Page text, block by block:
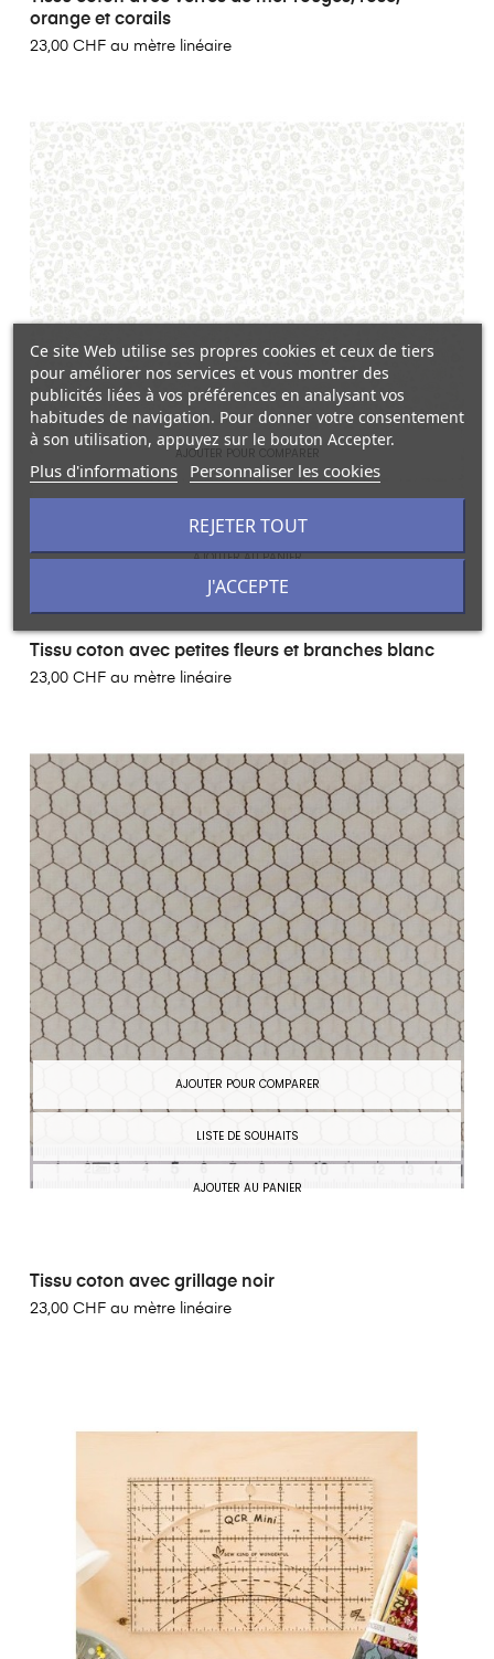
orange et corails
23,00 CHF au mètre linéaire
AJOUTER POUR COMPARER
AJOUTER AU PANIER
Tissu coton avec petites fleurs et branches blanc
23,00 CHF au mètre linéaire
AJOUTER POUR COMPARER
LISTE DE SOUHAITS
AJOUTER AU PANIER
Tissu coton avec grillage noir
23,00 CHF au mètre linéaire
Ce site Web utilise ses propres cookies et ceux de tiers
pour améliorer nos services et vous montrer des
publicités liées à vos préférences en analysant vos
habitudes de navigation. Pour donner votre consentement
à son utilisation, appuyez sur le bouton Accepter.
Plus d'informations Personnaliser les cookies
REJETER TOUT
J'ACCEPTE